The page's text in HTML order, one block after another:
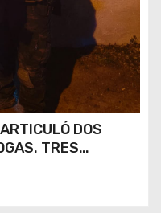
DOS
TRES